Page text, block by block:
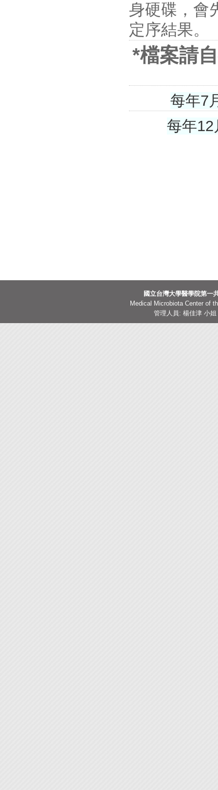
身硬碟，會
定序結果。
*檔案請
每年7
每年12
國立台灣大學醫學院第一
Medical Microbiota Center of
管理人員: 楊佳津 小